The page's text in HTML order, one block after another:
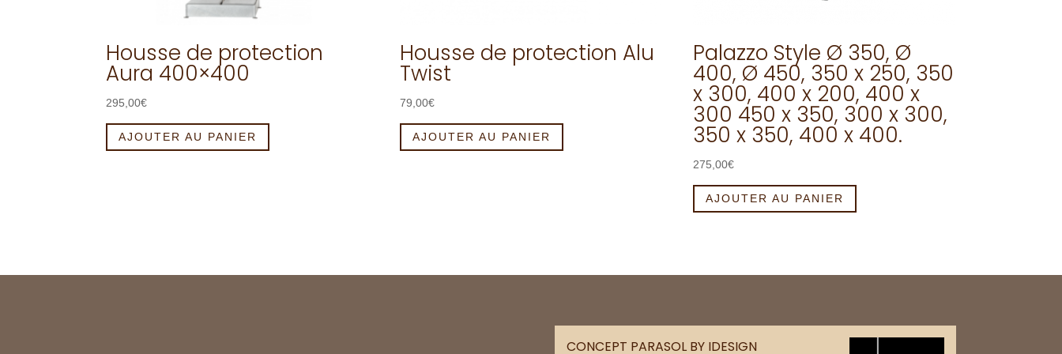
Housse de protection
Aura 400×400
295,00€
AJOUTER AU PANIER
Housse de protection Alu
Twist
79,00€
AJOUTER AU PANIER
Palazzo Style Ø 350, Ø
400, Ø 450, 350 x 250, 350
x 300, 400 x 200, 400 x
300 450 x 350, 300 x 300,
350 x 350, 400 x 400.
275,00€
AJOUTER AU PANIER
CONCEPT PARASOL BY IDESIGN